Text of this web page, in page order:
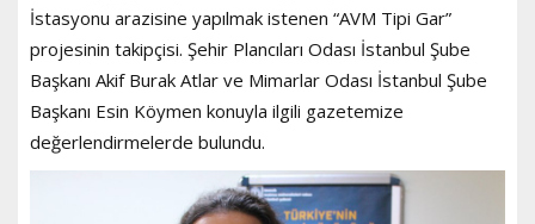
İstasyonu arazisine yapılmak istenen “AVM Tipi Gar”
projesinin takipçisi. Şehir Plancıları Odası İstanbul Şube
Başkanı Akif Burak Atlar ve Mimarlar Odası İstanbul Şube
Başkanı Esin Köymen konuyla ilgili gazetemize
değerlendirmelerde bulundu.